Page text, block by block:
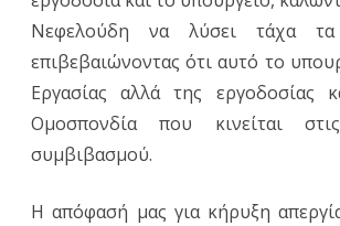
Νεφελούδη να λύσει τάχα τα
επιβεβαιώνοντας ότι αυτό το
Εργασίας αλλά της εργοδοσίας
Ομοσπονδία που κινείται
συμβιβασμού.
Η απόφασή μας για κήρυξη